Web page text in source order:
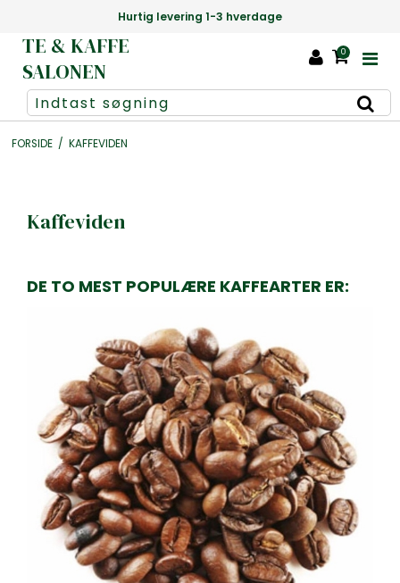
Hurtig levering 1-3 hverdage
TE & KAFFE
SALONEN
0
FORSIDE / KAFFEVIDEN
Kaffeviden
DE TO MEST POPULÆRE KAFFEARTER ER: